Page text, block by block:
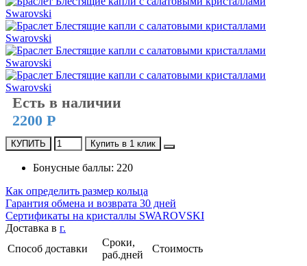
Есть в наличии
2200 Р
КУПИТЬ Купить в 1 клик
Бонусные баллы: 220
Как определить размер кольца
Гарантия обмена и возврата 30 дней
Сертификаты на кристаллы SWAROVSKI
Доставка в г.
Способ доставки
Сроки,
раб.дней
Стоимость